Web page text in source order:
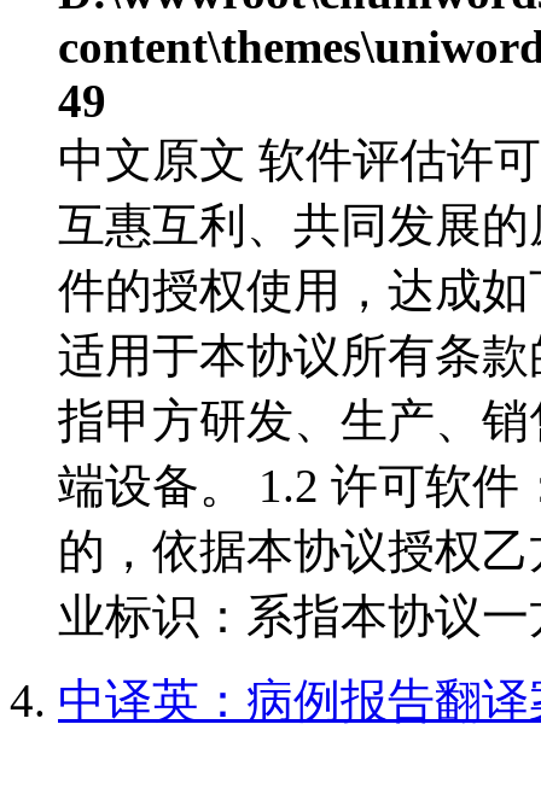
49
中文原文 软件评估许
互惠互利、共同发展
件的授权使用，达成
适用于本协议所有条
指甲方研发、生产、
端设备。 1.2 许可软
的，依据本协议授权
业标识：系指本协议一
中译英：病例报告翻译